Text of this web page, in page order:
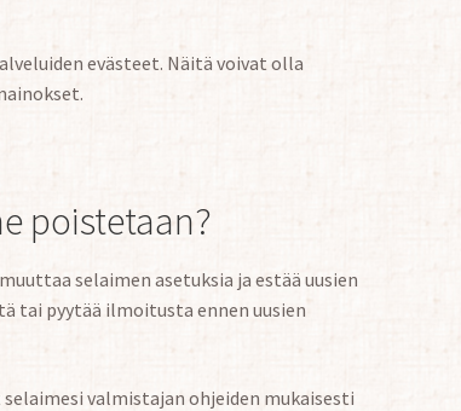
evästeet. Näitä voivat olla
poistetaan?
selaimen asetuksia ja estää uusien
tai pyytää ilmoitusta ennen uusien
valmistajan ohjeiden mukaisesti